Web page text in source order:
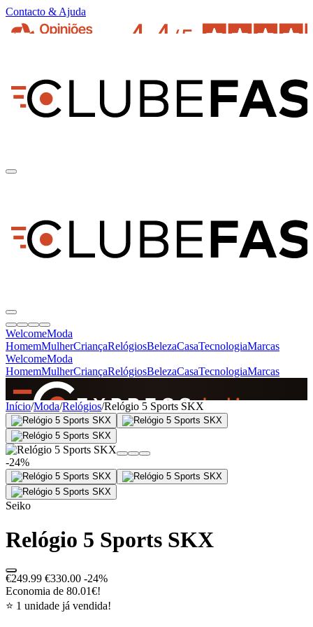
Contacto & Ajuda
WelcomeModa
HomemMulherCriançaRelógiosBelezaCasaTecnologiaMarcas
WelcomeModa
HomemMulherCriançaRelógiosBelezaCasaTecnologiaMarcas
SINCE 2005
+de 36.000 reviews
Início/Moda/Relógios/Relógio 5 Sports SKX
-24%
Seiko
Relógio 5 Sports SKX
€249.99 €330.00 -24%
Economia de 80.01€!
⭐ 1 unidade já vendida!